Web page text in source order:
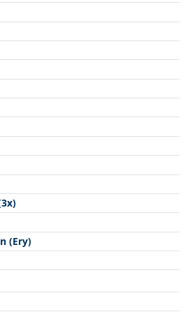
(Ery)